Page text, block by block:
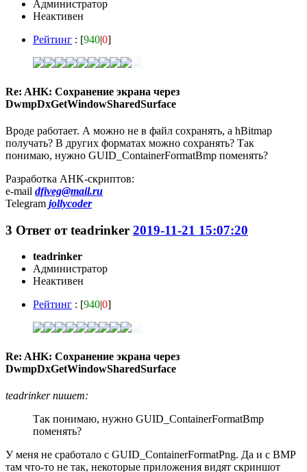
Администратор
Неактивен
Рейтинг : [940|0]
Re: AHK: Сохранение экрана через
DwmpDxGetWindowSharedSurface
Вроде работает. А можно не в файл сохранять, а hBitmap
получать? В других форматах можно сохранять? Так
понимаю, нужно GUID_ContainerFormatBmp поменять?
Разработка AHK-скриптов:
e-mail dfiveg@mail.ru
Telegram jollycoder
3 Ответ отteadrinker 2019-11-21 15:07:20
teadrinker
Администратор
Неактивен
Рейтинг : [940|0]
Re: AHK: Сохранение экрана через
DwmpDxGetWindowSharedSurface
teadrinker пишет:
Так понимаю, нужно GUID_ContainerFormatBmp
поменять?
У меня не сработало с GUID_ContainerFormatPng. Да и с BMP
там что-то не так, некоторые приложения видят скриншот